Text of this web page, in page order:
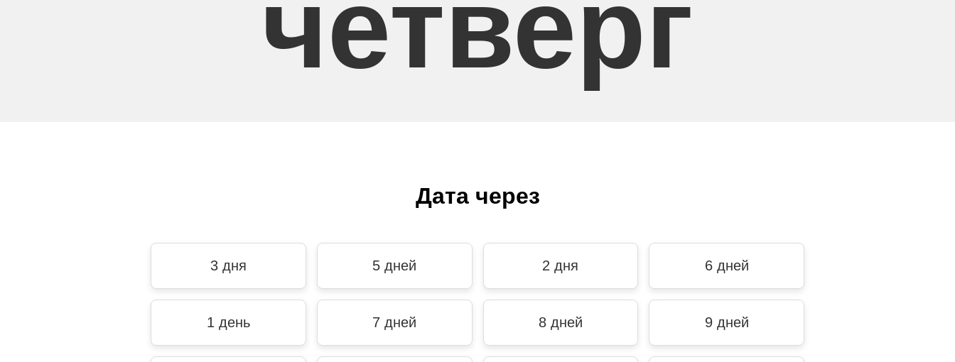
четверг
Дата через
3 дня 5 дней 2 дня 6 дней
1 день 7 дней 8 дней 9 дней